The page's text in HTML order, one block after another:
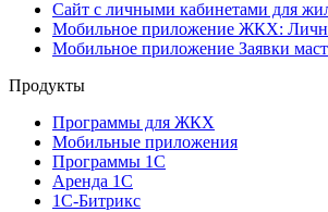
Сайт с личными кабинетами для
Мобильное приложение ЖКХ:
Мобильное приложение Заявки
Продукты
Программы для ЖКХ
Мобильные приложения
Программы 1С
Аренда 1С
1С-Битрикс